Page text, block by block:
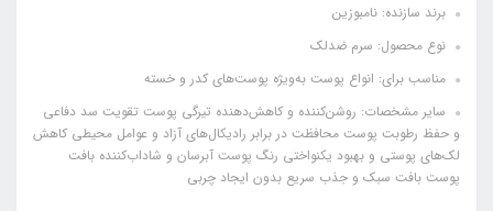
برند سازنده: نامبوزین
نوع محصول: سرم ضدلک
مناسب برای: انواع پوست به‌ویژه پوست‌های کدر و خسته
سایر مشخصات: روشن‌کننده و کاهش‌دهنده تیرگی پوست تقویت سد دفاعی
و حفظ رطوبت پوست محافظت در برابر رادیکال‌های آزاد و عوامل محیطی کاهش
لک‌های پوستی و بهبود یکنواختی رنگ پوست آبرسان و شاداب‌کننده بافت
پوست بافت سبک و جذب سریع بدون ایجاد چربی